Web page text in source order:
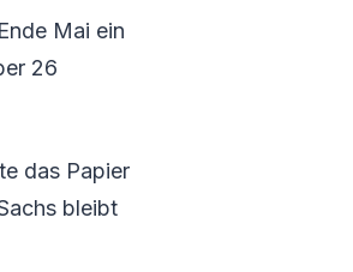
Mai ein
26
das Papier
bleibt